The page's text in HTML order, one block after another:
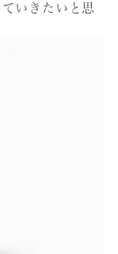
いきたいと思